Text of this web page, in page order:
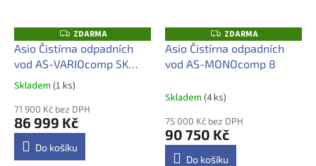
Z
D
A
R
A
ZDARMA
Asio Čistírna odpadních
vod AS-VARIOcomp 5K
/PB/SV
Průměrné
produktu
je
5,0
Skladem (1 ks)
71 900 Kč bez DPH
86 999 Kč
Do košíku
Z
D
A
R
ZDARMA
Asio Čistírna odpadních
vod AS-MONOcomp 8
Skladem (4 ks)
75 000 Kč bez DPH
90 750 Kč
Do košíku